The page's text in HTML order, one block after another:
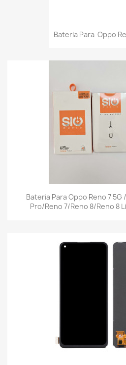
Bateria Para Oppo
Bateria Para Oppo Reno 7 5G
Pro/Reno 7/Reno 8/Reno 8